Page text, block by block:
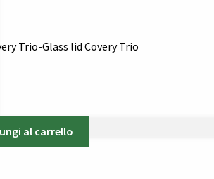
del sito
Trio-Glass lid Covery Trio
al carrello